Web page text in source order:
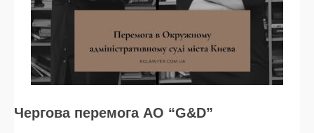
Чергова перемога АО “G&D”